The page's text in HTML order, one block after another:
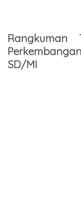
Rangkuman
SD/MI